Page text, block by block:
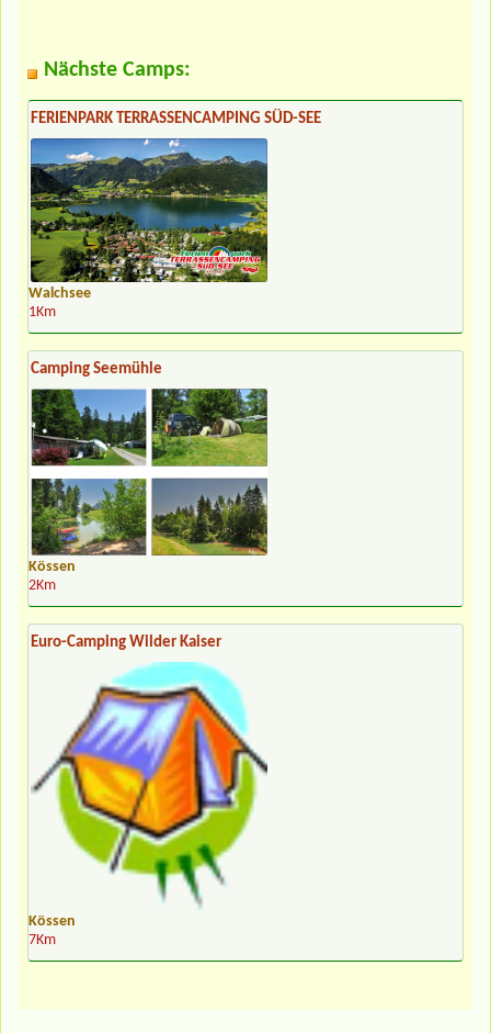
Nächste Camps:
FERIENPARK TERRASSENCAMPING SÜD-SEE
Walchsee
1Km
Camping Seemühle
Kössen
2Km
Euro-Camping Wilder Kaiser
Kössen
7Km